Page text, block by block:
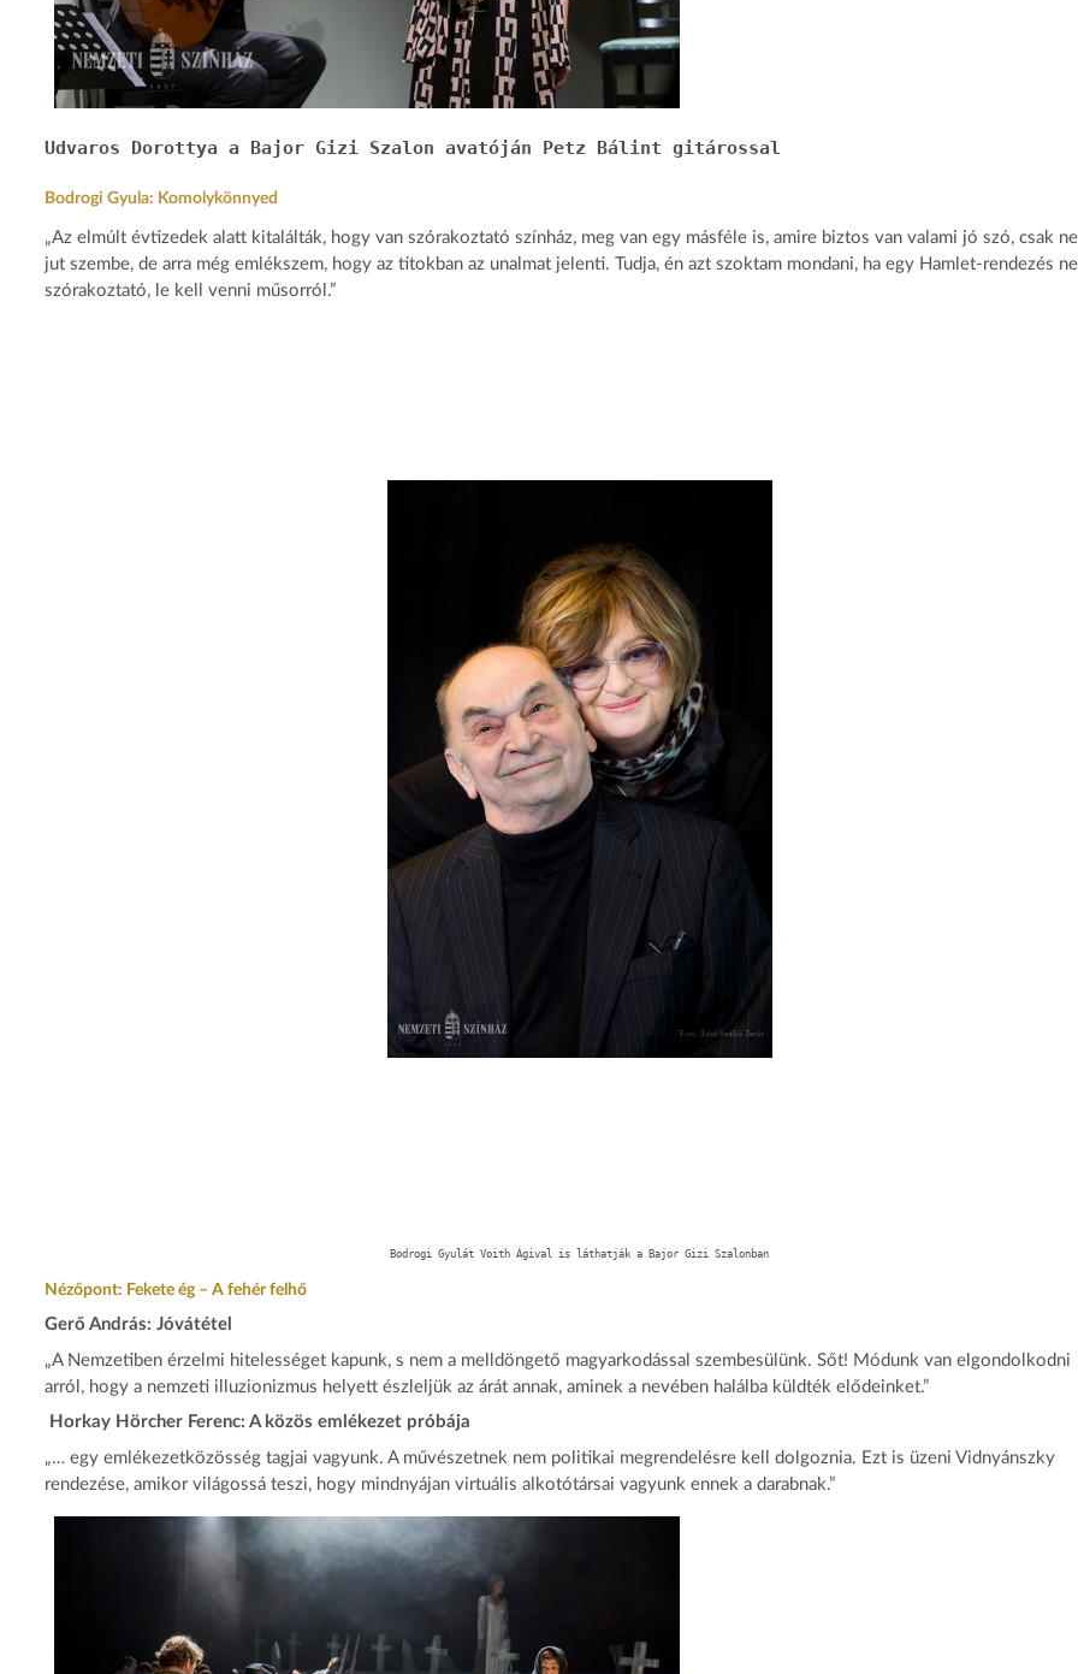
Udvaros Dorottya a Bajor Gizi Szalon avatóján Petz Bálint gitárossal
Bodrogi Gyula: Komolykönnyed
„Az elmúlt évtizedek alatt kitalálták, hogy van szórakoztató színház, meg van egy másféle is, amire biztos van valami jó szó, csak
jut szembe, de arra még emlékszem, hogy az titokban az unalmat jelenti. Tudja, én azt szoktam mondani, ha egy Hamlet-rendezés
szórakoztató, le kell venni műsorról.”
Bodrogi Gyulát Voith Ágival is láthatják a Bajor Gizi Szalonban
Nézőpont: Fekete ég – A fehér felhő
Gerő András: Jóvátétel
„A Nemzetiben érzelmi hitelességet kapunk, s nem a melldöngető magyarkodással szembesülünk. Sőt! Módunk van elgondolkodni
arról, hogy a nemzeti illuzionizmus helyett észleljük az árát annak, aminek a nevében halálba küldték elődeinket.”
Horkay Hörcher Ferenc: A közös emlékezet próbája
„… egy emlékezetközösség tagjai vagyunk. A művészetnek nem politikai megrendelésre kell dolgoznia. Ezt is üzeni Vidnyánszky
rendezése, amikor világossá teszi, hogy mindnyájan virtuális alkotótársai vagyunk ennek a darabnak.”